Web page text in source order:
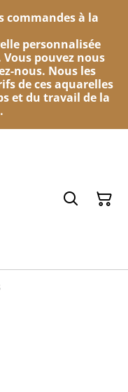
commandes à la
personnalisée
pouvez nous
nous. Nous les
de ces aquarelles
et du travail de la